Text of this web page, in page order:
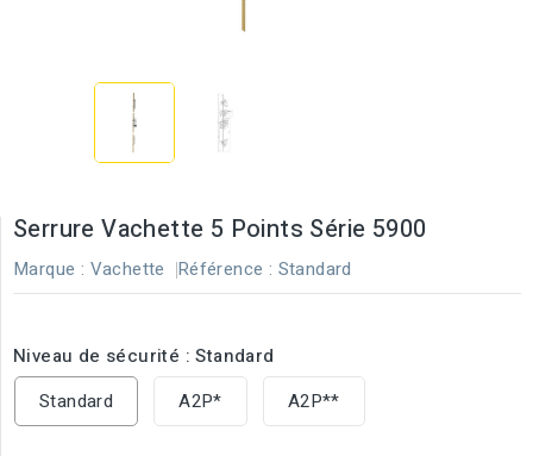
Serrure Vachette 5 Points Série 5900
Marque : Vachette Référence : Standard
Niveau de sécurité : Standard
Standard
A2P* A2P**